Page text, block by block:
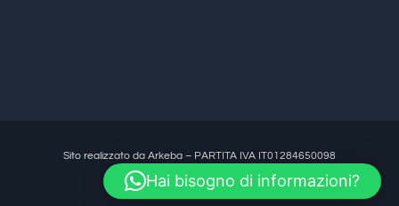
Sito realizzato da Arkeba – PARTITA IVA IT01284650098
Hai bisogno di informazioni?